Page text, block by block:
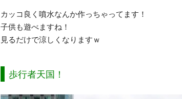
カッコ良く噴水なんか作っちゃってます！
子供も遊べますね！
見るだけで涼しくなりますｗ
歩行者天国！